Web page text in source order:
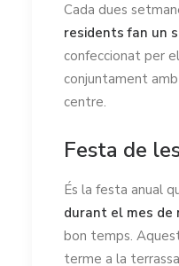
Cada dues
residents fan un
confeccionat per
conjuntament
centre.
Festa de
És la festa anual
durant el mes de
bon temps.
terme a la